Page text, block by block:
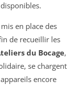
en place des
de recueillir les
du Bocage,
se chargent
encore